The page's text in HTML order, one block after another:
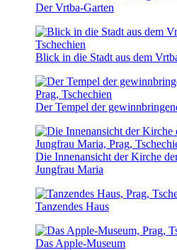
Der Vrtba-Garten
Blick in die Stadt aus dem
Der Tempel der
Die Innenansicht der Kirche
Jungfrau Maria
Tanzendes Haus
Das Apple-Museum